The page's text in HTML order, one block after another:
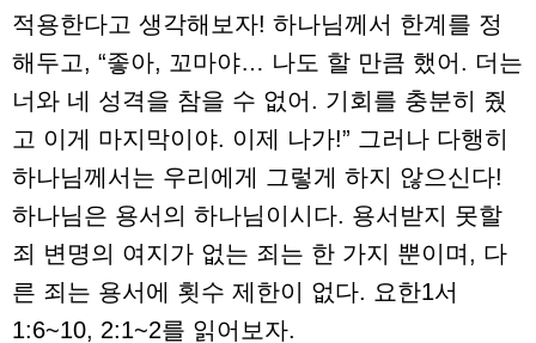
적용한다고 생각해보자! 하나님께서 한계를 정
해두고, “좋아, 꼬마야… 나도 할 만큼 했어. 더는
너와 네 성격을 참을 수 없어. 기회를 충분히 줬
고 이게 마지막이야. 이제 나가!” 그러나 다행히
하나님께서는 우리에게 그렇게 하지 않으신다!
하나님은 용서의 하나님이시다. 용서받지 못할
죄 변명의 여지가 없는 죄는 한 가지 뿐이며, 다
른 죄는 용서에 횟수 제한이 없다. 요한1서
1:6~10, 2:1~2를 읽어보자.